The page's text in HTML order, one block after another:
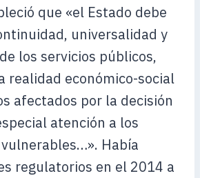
que «el Estado debe
universalidad y
los servicios públicos,
realidad económico-social
afectados por la decisión
atención a los
Había
regulatorios en el 2014 a